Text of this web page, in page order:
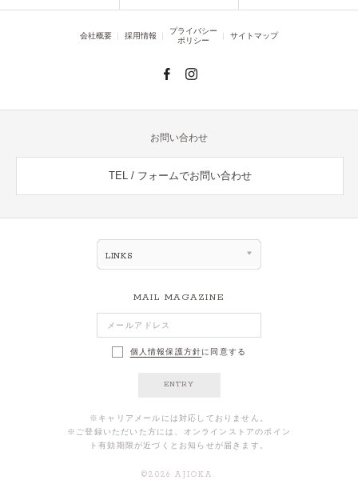
会社概要 採用情報
プライバシー
ポリシー
サイトマップ
お問い合わせ
TEL / フォームでお問い合わせ
LINKS
MAIL MAGAZINE
個人情報保護方針に同意する
ENTRY
※キャリアメールには対応しておりません。
※ご登録いただいた方には、オンラインストアのポイン
ト有効期限が近づくとお知らせが届きます。
©2026 AJIOKA.